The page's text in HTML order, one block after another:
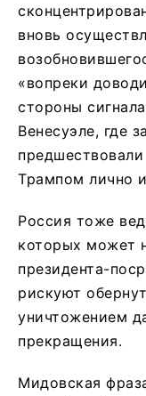
вновь
«вопреки
стороны
Венесуэле, где
Трампом лично
Россия тоже
которых может
президента-
рискуют
уничтожением
прекращения.
Мидовская